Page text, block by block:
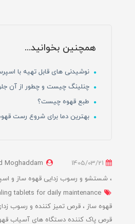
همچنین بخوانید...
نوشیدنی های قابل تهیه با
چنلینگ چیست و چطور از آن
طبع قهوه چیست؟
بهترین دما برای شروع رست
Moghaddam
شستشو و رسوب زدایی قهوه ساز و
tablets for daily maintenance
قهوه ساز
قرص تمیز کننده و رسوب
قرص پاک کننده دستگاه های آسیاب